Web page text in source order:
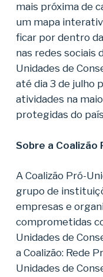
mais próxima de
um mapa
ficar por dentro
nas redes sociais
Unidades de
até dia 3 de julho
atividades na
protegidas do
Sobre a Coalizão
A Coalizão Pró-
grupo de
empresas e
comprometidas
Unidades de
a Coalizão: Rede
Unidades de